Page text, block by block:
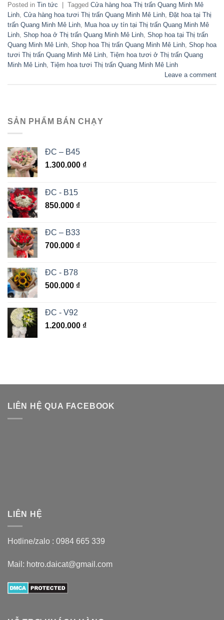
Posted in Tin tức Tagged Cửa hàng hoa Thị trấn Quang Minh Mê
Linh Cửa hàng hoa tươi Thị trấn Quang Minh Mê Linh Đặt hoa tại Thị
trấn Quang Minh Mê Linh
Mua hoa uy tín tại Thị trấn Quang Minh Mê
Linh Shop hoa ở Thị trấn Quang Minh Mê Linh Shop hoa tại Thị trấn
Quang Minh Mê Linh Shop hoa Thị trấn Quang Minh Mê Linh Shop hoa
tươi Thị trấn Quang Minh Mê Linh Tiệm hoa tươi ở Thị trấn Quang
Minh Mê Linh Tiệm hoa tươi Thị trấn Quang Minh Mê Linh
Leave a comment
SẢN PHẨM BÁN CHẠY
ĐC – B45
1.300.000 ₫
ĐC - B15
850.000 ₫
ĐC – B33
700.000 ₫
ĐC - B78
500.000 ₫
ĐC - V92
1.200.000 ₫
LIÊN HỆ QUA FACEBOOK
LIÊN HỆ
Hotline/zalo : 0984 665 339
Mail: hotro.daicat@gmail.com